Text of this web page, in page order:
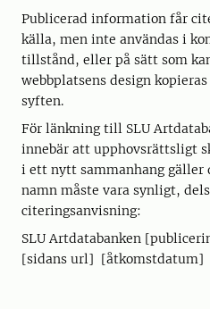
Publicerad information får
källa, men inte användas i
tillstånd, eller på sätt som
webbplatsens design
syften.
För länkning till SLU
innebär att upphovsrättsligt
i ett nytt sammanhang gäller
namn måste vara synligt,
citeringsanvisning:
SLU Artdatabanken
[sidans url] [åtkomstdatum]